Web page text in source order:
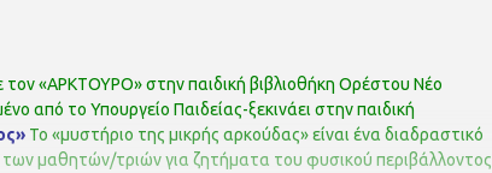
«ΑΡΚΤΟΥΡΟ» στην παιδική βιβλιοθήκη Ορέστου Νέο
από το Υπουργείο Παιδείας-ξεκινάει στην παιδική
Το «μυστήριο της μικρής αρκούδας» είναι ένα διαδραστικό
των μαθητών/τριών για ζητήματα του φυσικού περιβάλλοντος